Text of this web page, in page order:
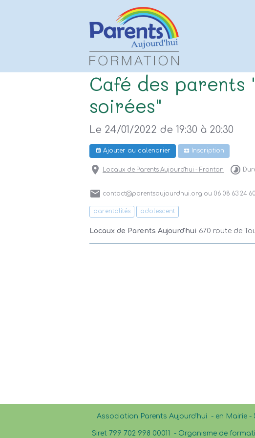
Café des parents
soirées"
Le 24/01/2022 de 19:30 à 20:30
Ajouter au calendrier Inscription
Locaux de Parents Aujourd'hui - Fronton
contact@parentsaujourdhui.org ou 06 08 63 24 60
parentalités adolescent
Locaux de Parents Aujourd'hui 670 route de
Association Parents Aujourd'hui - en Mairie -
Siret 799 702 998 00011 - Organisme de